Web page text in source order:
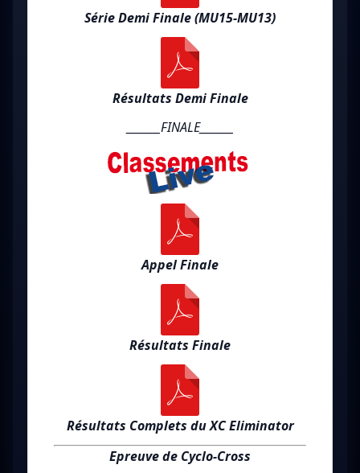
Série Demi Finale (MU15-MU13)
Résultats Demi Finale
_______FINALE_______
Appel Finale
Résultats Finale
Résultats Complets du XC Eliminator
Epreuve de Cyclo-Cross